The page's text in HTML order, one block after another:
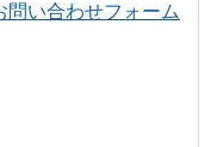
い合わせフォーム